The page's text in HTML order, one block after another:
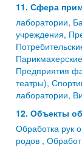
11. Сфера
лаборатории,
учреждения,
Предприятия
театры),
лаборатории,
12. Объекты
Обработка рук
родов ,